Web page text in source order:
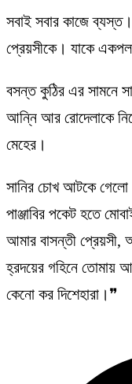
সবাই সবার কাজে
প্রেয়সীকে। যাকে
বসন্ত কুঠির এর সামনে
আন্নি আর রোদেলাকে
মেহের।
সানির চোখ আটকে
পাঞ্জাবির পকেট হতে
আমার বাসন্তী
হ্রদয়ের গহিনে তোমায়
কেনো কর দিশেহারা।❞